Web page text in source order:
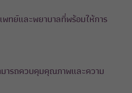
ทย์และพยาบาลที่พร้อมให้การ
ารถควบคุมคุณภาพและความ